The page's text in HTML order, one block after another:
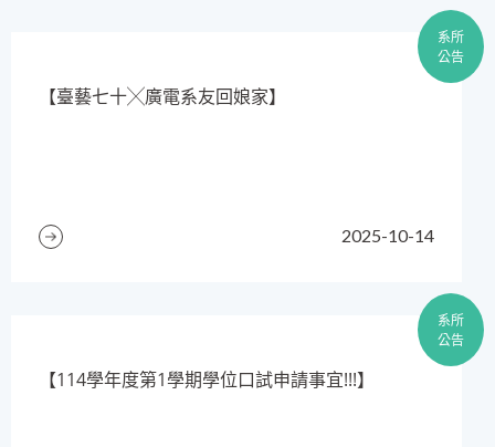
系所
公告
2025-10-14
​【臺藝七十╳廣電系友回娘家】
系所
公告
​【114學年度第1學期學位口試申請事宜!!!】